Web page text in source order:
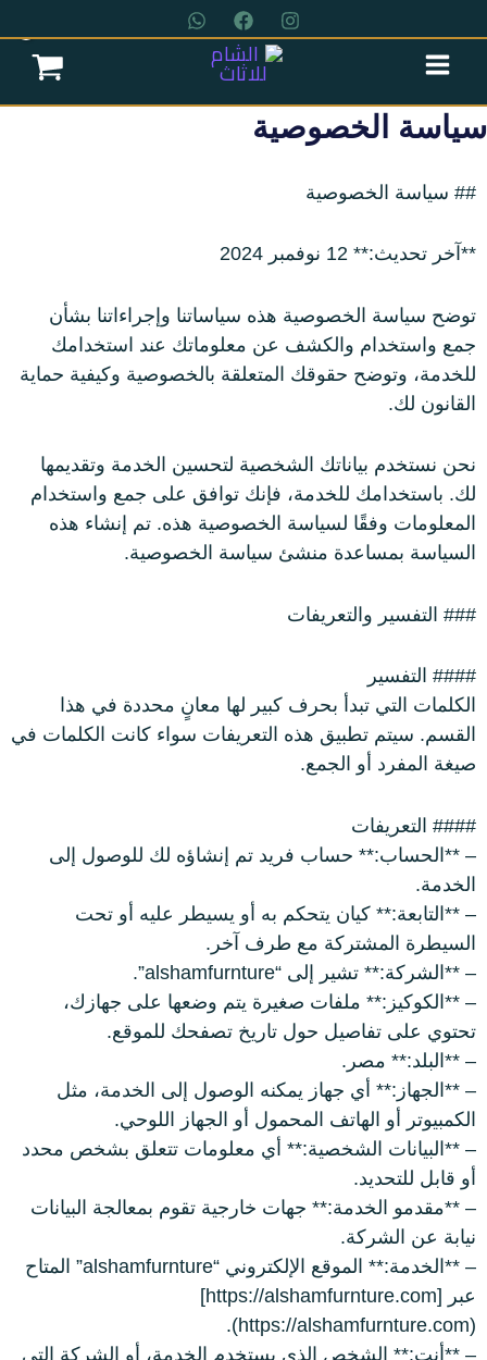
إلى
المحتوى
سياسة الخصوصية
## سياسة الخصوصية
**آخر تحديث:** 12 نوفمبر 2024
توضح سياسة الخصوصية هذه سياساتنا وإجراءاتنا بشأن
جمع واستخدام والكشف عن معلوماتك عند استخدامك
للخدمة، وتوضح حقوقك المتعلقة بالخصوصية وكيفية حماية
القانون لك.
نحن نستخدم بياناتك الشخصية لتحسين الخدمة وتقديمها
لك. باستخدامك للخدمة، فإنك توافق على جمع واستخدام
المعلومات وفقًا لسياسة الخصوصية هذه. تم إنشاء هذه
السياسة بمساعدة منشئ سياسة الخصوصية.
### التفسير والتعريفات
#### التفسير
الكلمات التي تبدأ بحرف كبير لها معانٍ محددة في هذا
القسم. سيتم تطبيق هذه التعريفات سواء كانت الكلمات في
صيغة المفرد أو الجمع.
#### التعريفات
– **الحساب:** حساب فريد تم إنشاؤه لك للوصول إلى
الخدمة.
– **التابعة:** كيان يتحكم به أو يسيطر عليه أو تحت
السيطرة المشتركة مع طرف آخر.
– **الشركة:** تشير إلى “alshamfurnture”.
– **الكوكيز:** ملفات صغيرة يتم وضعها على جهازك،
تحتوي على تفاصيل حول تاريخ تصفحك للموقع.
– **البلد:** مصر.
– **الجهاز:** أي جهاز يمكنه الوصول إلى الخدمة، مثل
الكمبيوتر أو الهاتف المحمول أو الجهاز اللوحي.
– **البيانات الشخصية:** أي معلومات تتعلق بشخص محدد
أو قابل للتحديد.
– **مقدمو الخدمة:** جهات خارجية تقوم بمعالجة البيانات
نيابة عن الشركة.
– **الخدمة:** الموقع الإلكتروني “alshamfurnture” المتاح
عبر [https://alshamfurnture.com]
(https://alshamfurnture.com).
– **أنت:** الشخص الذي يستخدم الخدمة، أو الشركة التي
عروض سريه
اتمام الطلب
ترابيزات
غرف نوم
ركنه
مراتب
ترابيزة استانلس
عروض سريه
عن الشركة
تواصل معنا
اتمام الطلب